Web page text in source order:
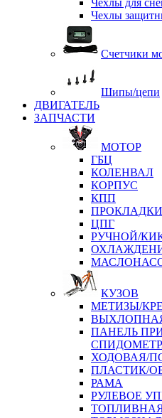
Чехлы
Счетчики
Шипы/цепи
ДВИГАТЕЛЬ
ЗАПЧАСТИ
МОТОР
ГБЦ
КОЛЕНВАЛ
КОРПУС
КПП
ПРОКЛАДКИ
ЦПГ
РУЧНОЙ/
КУЗОВ
МЕТИЗЫ/
ПАНЕЛЬ
ХОДОВАЯ/
ПЛАСТИК/
РАМА
РУЛЕВОЕ